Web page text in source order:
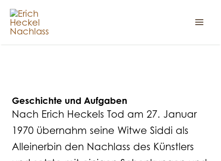
Zum
Inhalt
springen
Geschichte und Aufgaben
Nach Erich Heckels Tod am 27. Januar
1970 übernahm seine Witwe Siddi als
Alleinerbin den Nachlass des Künstlers